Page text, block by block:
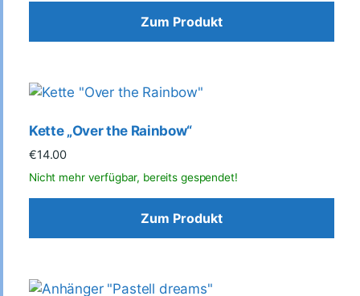
Zum Produkt
Kette „Over the Rainbow“
€14.00
Zum Produkt